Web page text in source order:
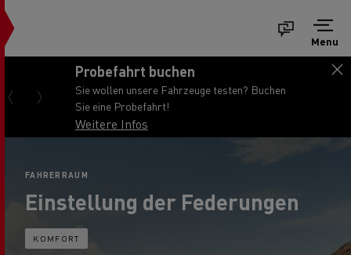
Menu
Probefahrt buchen
Sie wollen unsere Fahrzeuge testen? Buchen
Sie eine Probefahrt!
Weitere Infos
FAHRERRAUM
Einstellung der Federungen
KOMFORT